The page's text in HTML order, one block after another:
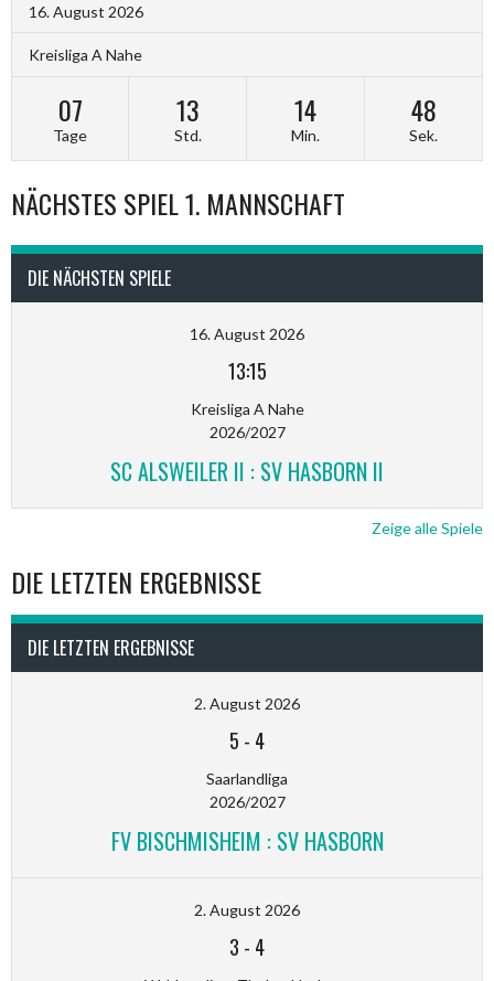
16. August 2026
Kreisliga A Nahe
07
Tage
13
Std.
14
Min.
48
Sek.
NÄCHSTES SPIEL 1. MANNSCHAFT
DIE NÄCHSTEN SPIELE
16. August 2026
13:15
Kreisliga A Nahe
2026/2027
SC ALSWEILER II : SV HASBORN II
Zeige alle Spiele
DIE LETZTEN ERGEBNISSE
DIE LETZTEN ERGEBNISSE
2. August 2026
5 - 4
Saarlandliga
2026/2027
FV BISCHMISHEIM : SV HASBORN
2. August 2026
3 - 4